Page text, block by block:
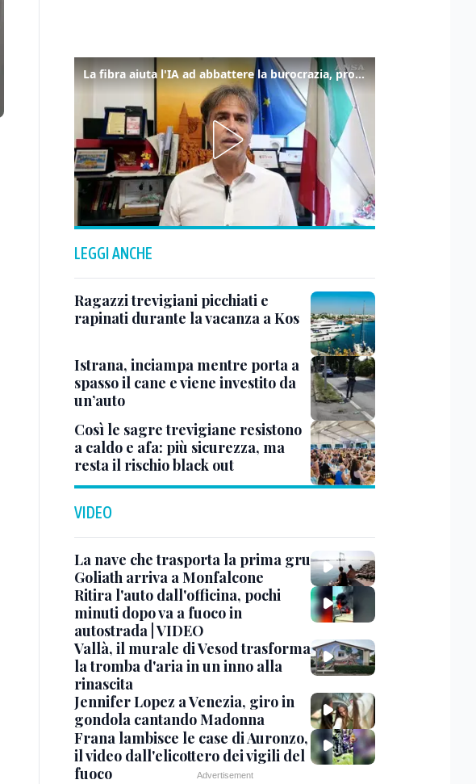
La fibra aiuta l'IA ad abbattere la burocrazia, progetto pilota in Veneto
LEGGI ANCHE
Ragazzi trevigiani picchiati e
rapinati durante la vacanza a Kos
Istrana, inciampa mentre porta a
spasso il cane e viene investito da
un’auto
Così le sagre trevigiane resistono
a caldo e afa: più sicurezza, ma
resta il rischio black out
VIDEO
La nave che trasporta la prima gru
Goliath arriva a Monfalcone
Ritira l'auto dall'officina, pochi
minuti dopo va a fuoco in
autostrada | VIDEO
Vallà, il murale di Vesod trasforma
la tromba d'aria in un inno alla
rinascita
Jennifer Lopez a Venezia, giro in
gondola cantando Madonna
Frana lambisce le case di Auronzo,
il video dall'elicottero dei vigili del
fuoco